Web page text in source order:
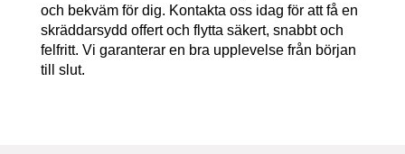
och bekväm för dig. Kontakta oss idag för att få en
skräddarsydd offert och flytta säkert, snabbt och
felfritt. Vi garanterar en bra upplevelse från början
till slut.